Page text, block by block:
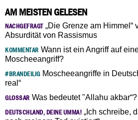
AM MEISTEN GELESEN
NACHGEFRAGT„Die Grenze am Himmel“
Absurdität von Rassismus
KOMMENTAR Wann ist ein Angriff auf
Moscheeangriff?
#BRANDEILIGMoscheeangriffe in
real“
GLOSSAR Was bedeutet "Allahu akbar“?
DEUTSCHLAND, DEINE UMMA! „Ich schreibe,